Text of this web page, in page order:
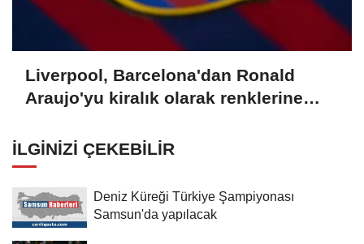
Liverpool, Barcelona'dan Ronald
Araujo'yu kiralık olarak renklerine
İLGINIZI ÇEKEBILIR
Deniz Küreği Türkiye Şampiyonası
Samsun'da yapılacak